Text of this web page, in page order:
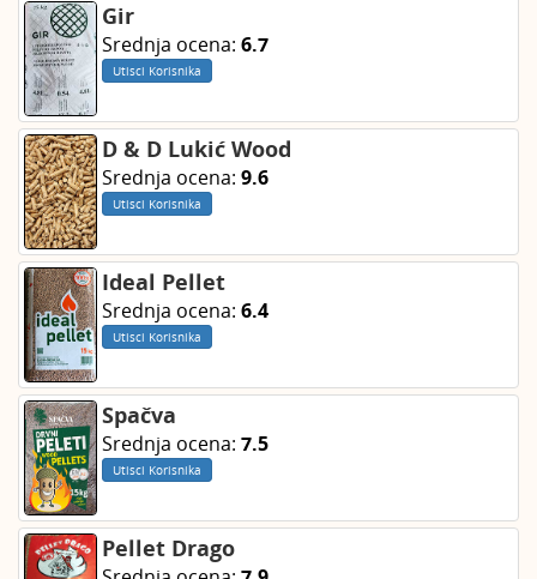
Gir
Srednja ocena: 6.7
Utisci Korisnika
D & D Lukić Wood
Srednja ocena: 9.6
Utisci Korisnika
Ideal Pellet
Srednja ocena: 6.4
Utisci Korisnika
Spačva
Srednja ocena: 7.5
Utisci Korisnika
Pellet Drago